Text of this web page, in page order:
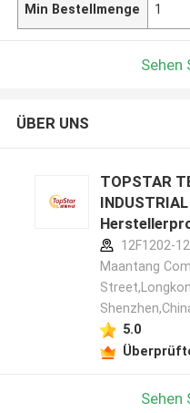
Min Bestellmenge 1
Sehen
ÜBER UNS
TOPSTAR
12F1202-
Maantang
5.0
Sehen